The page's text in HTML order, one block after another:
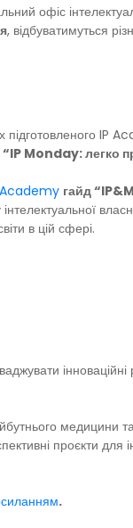
офіс
, відбуватимуться
IP
“IP Monday: легко
гайд
в цій сфері.
проєкти для
.